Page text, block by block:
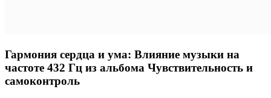
Гармония сердца и ума: Влияние музыки на
частоте 432 Гц из альбома Чувствительность и
самоконтроль